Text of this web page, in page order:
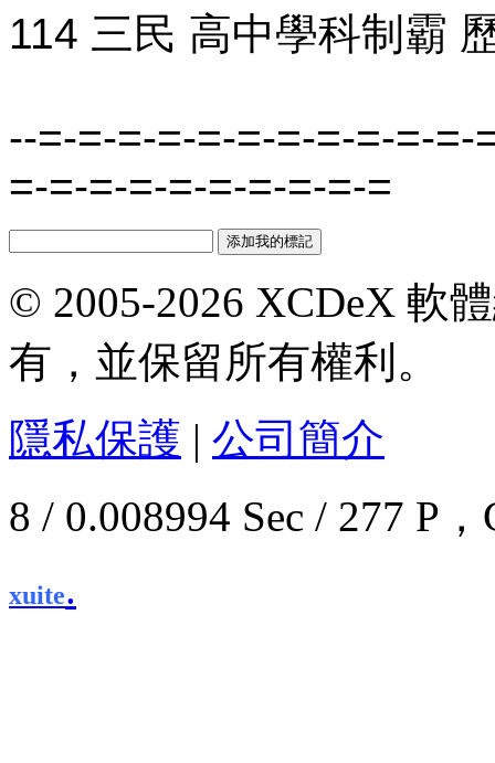
114 三民 高中學科制霸
--=-=-=-=-=-=-=-=-=-=-
=-=-=-=-=-=-=-=-=-=
© 2005-2026 XCDeX 軟
有，並保留所有權利。
隱私保護 | 公司簡介
8 / 0.008994 Sec / 277 P
xuite.